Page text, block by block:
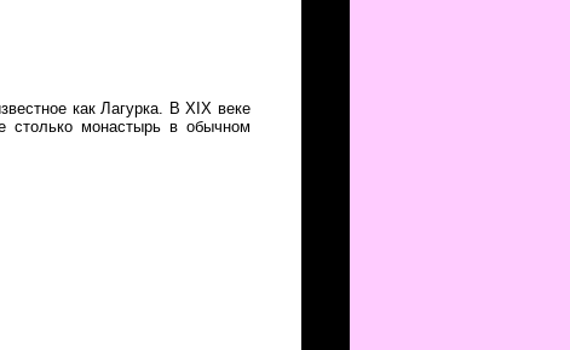
как Лагурка. В XIX веке
столько монастырь в обычном